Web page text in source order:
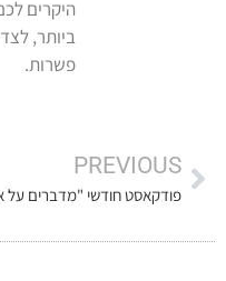
היקרים
ביותר, לצד
פשרות.
PREVIOUS
פודקאסט חודשי "מדברים על